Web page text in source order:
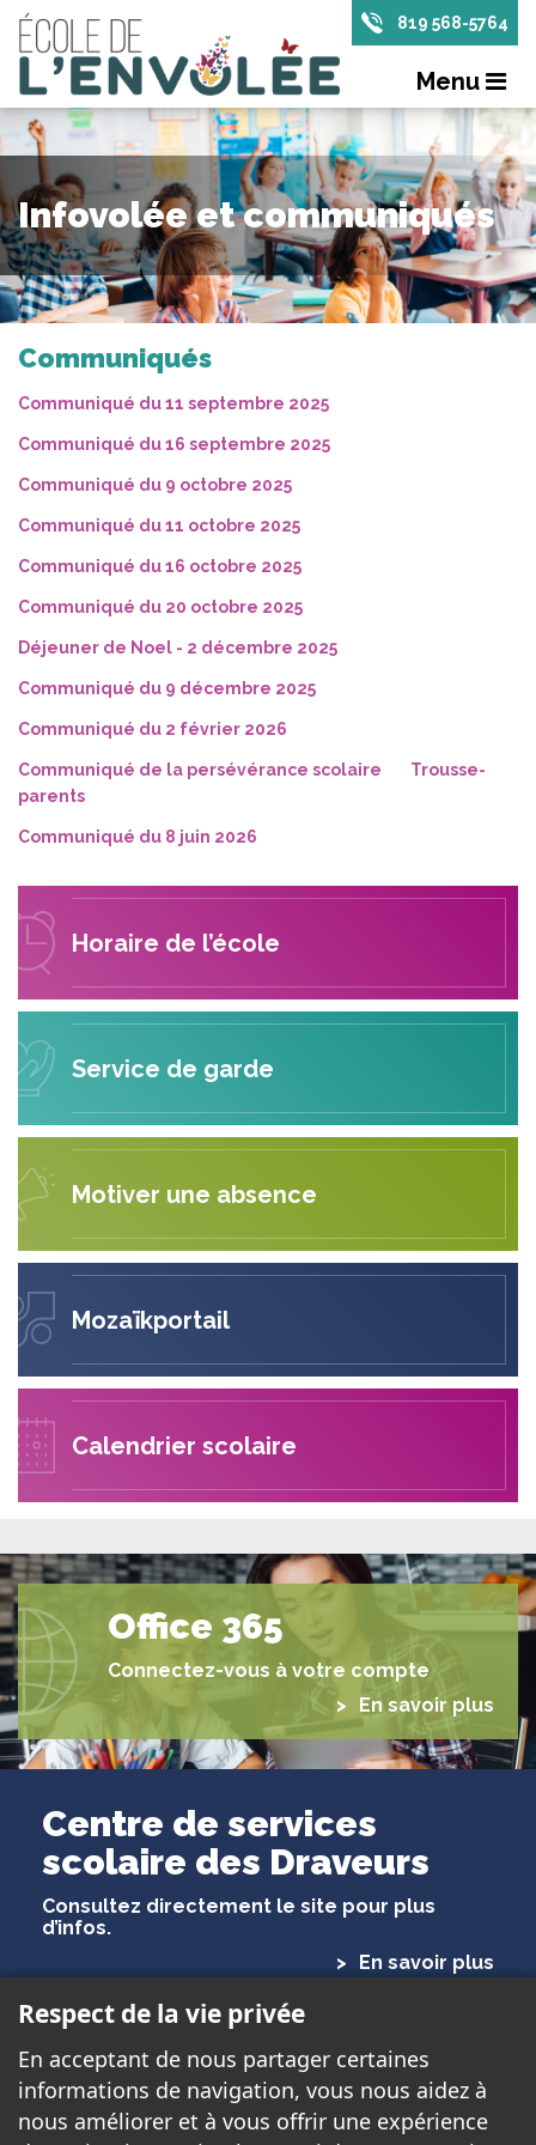
819 568-5764
Menu
Infovolée et communiqués
Communiqués
Communiqué du 11 septembre 2025
Communiqué du 16 septembre 2025
Communiqué du 9 octobre 2025
Communiqué du 11 octobre 2025
Communiqué du 16 octobre 2025
Communiqué du 20 octobre 2025
Déjeuner de Noel - 2 décembre 2025
Communiqué du 9 décembre 2025
Communiqué du 2 février 2026
Communiqué de la persévérance scolaire
Trousse-
parents
Communiqué du 8 juin 2026
Horaire de l’école
Service de garde
Motiver une absence
Mozaïkportail
Calendrier scolaire
Office 365
Connectez-vous à votre compte
En savoir plus
Centre de services
scolaire des Draveurs
Consultez directement le site pour plus
d’infos.
En savoir plus
ÉCOLE DE L'ENVOLÉE
299 rue Ernest Gaboury
Gatineau, QC J8V 2P8
Respect de la vie privée
En acceptant de nous partager certaines
informations de navigation, vous nous aidez à
nous améliorer et à vous offrir une expérience